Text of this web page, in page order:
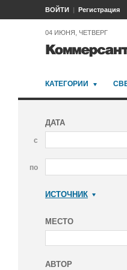
ВОЙТИ Регистрация
04 ИЮНЯ, ЧЕТВЕРГ
КАТЕГОРИИ
ДАТА
с
по
ИСТОЧНИК
МЕСТО
АВТОР